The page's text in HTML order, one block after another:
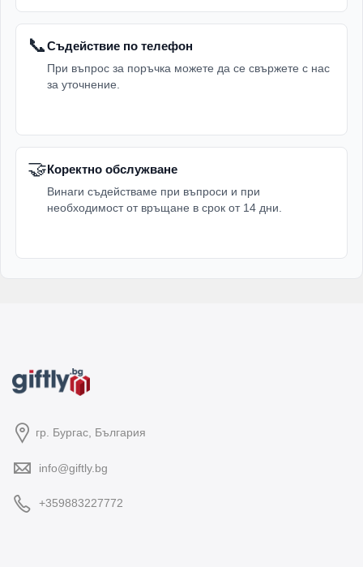
📞Съдействие по телефон
При въпрос за поръчка можете да се свържете с нас
за уточнение.
🤝Коректно обслужване
Винаги съдействаме при въпроси и при
необходимост от връщане в срок от 14 дни.
гр. Бургас, България
info@giftly.bg
+359883227772